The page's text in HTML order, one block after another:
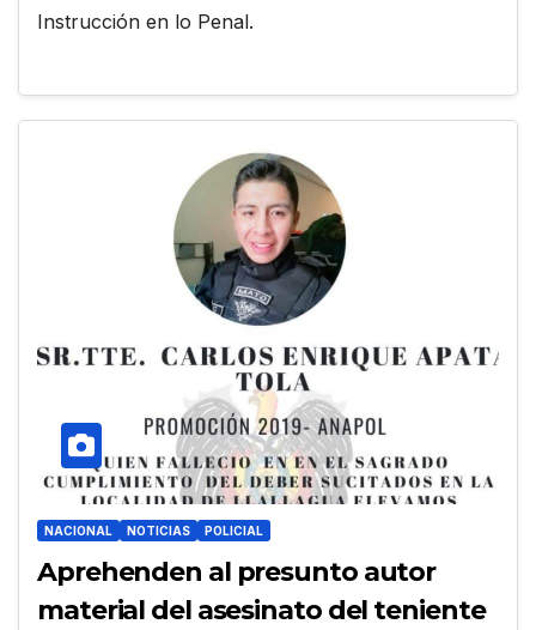
Instrucción en lo Penal.
NACIONAL NOTICIAS POLICIAL
Aprehenden al presunto autor
material del asesinato del teniente